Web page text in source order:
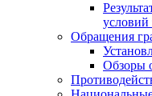
условий
Обращения
Обзоры